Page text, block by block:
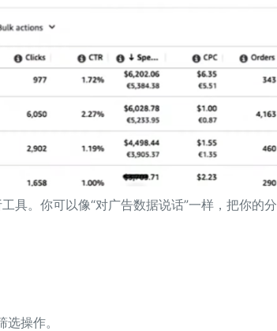
具。你可以像“对广告数据说话”一样，把你的分
操作。